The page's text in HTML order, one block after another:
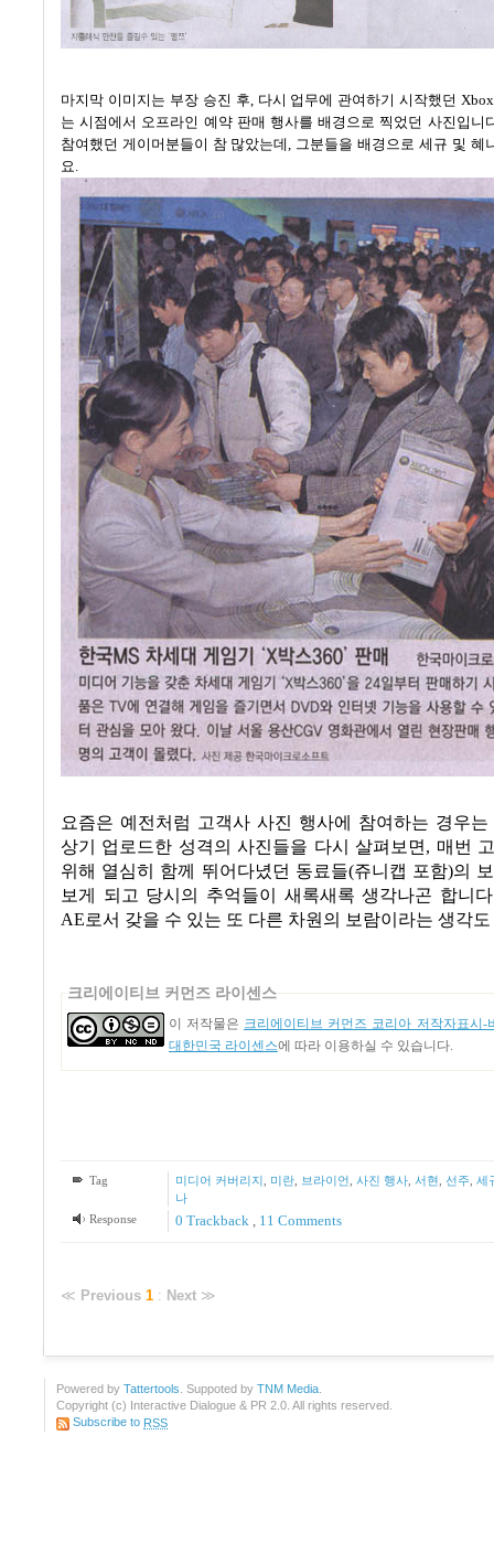
마지막 이미지는 부장 승진 후 다시 업무에 관여하기 시작했던
는 시점에서 오프라인 예약 판매 행사를 배경으로 찍었던 사진입니
참여했던 게이머분들이 참 많았는데, 그분들을 배경으로 세규 및 혜
요
요즘은 예전처럼 고객사 사진 행사에 참여하는 경우
상기 업로드한 성격의 사진들을 다시 살펴보면, 매번
위해 열심히 함께 뛰어다녔던 동료들(쥬니캡 포함)의
보게 되고 당시의 추억들이 새록새록 생각나곤 합니
AE로서 갖을 수 있는 또 다른 차원의 보람이라는 생각
크리에이티브 커먼즈 라이센스
이 저작물은 크리에이티브 커먼즈 코리아 저작자표시-
대한민국 라이센스에 따라 이용하실 수 있습니다.
Tag 미디어 커버리지 미란, 브라이언 사진 행사, 서현 선주, 세
나
Response
0 Trackback 11 Comments
≪ Previous 1 : Next ≫
Powered by Tattertools. Suppoted by TNM Media.
Copyright (c) Interactive Dialogue & PR 2.0. All rights reserved.
Subscribe to RSS